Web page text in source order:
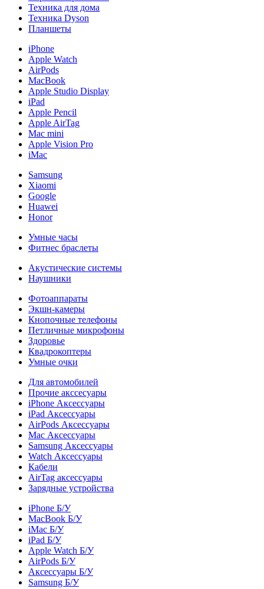
Техника для дома
Техника Dyson
Планшеты
iPhone
Apple Watch
AirPods
MacBook
Apple Studio Display
iPad
Apple Pencil
Apple AirTag
Mac mini
Apple Vision Pro
iMac
Samsung
Xiaomi
Google
Huawei
Honor
Умные часы
Фитнес браслеты
Акустические системы
Наушники
Фотоаппараты
Экшн-камеры
Кнопочные телефоны
Петличные микрофоны
Здоровье
Квадрокоптеры
Умные очки
Для автомобилей
Прочие акссесуары
iPhone Аксессуары
iPad Аксессуары
AirPods Аксессуары
Mac Аксессуары
Samsung Аксессуары
Watch Аксессуары
Кабели
AirTag аксессуары
Зарядные устройства
iPhone Б/У
MacBook Б/У
iMac Б/У
iPad Б/У
Apple Watch Б/У
AirPods Б/У
Аксессуары Б/У
Samsung Б/У